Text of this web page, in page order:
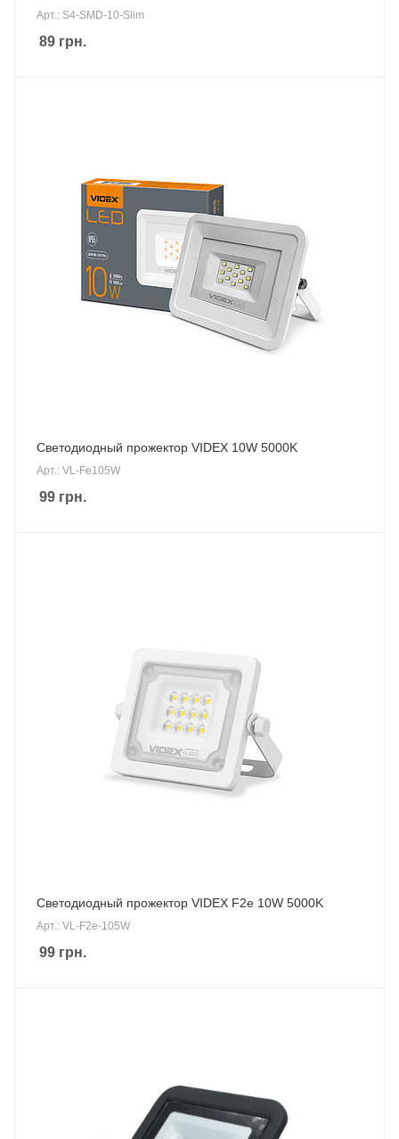
Арт.: S4-SMD-10-Slim
89 грн.
Светодиодный прожектор VIDEX 10W 5000K
Арт.: VL-Fe105W
99 грн.
Светодиодный прожектор VIDEX F2e 10W 5000K
Арт.: VL-F2e-105W
99 грн.